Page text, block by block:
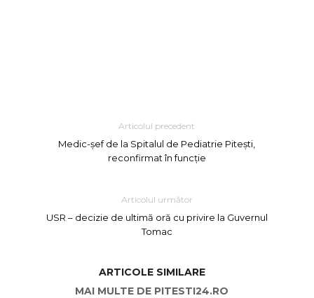
Articolul precedent
Medic-șef de la Spitalul de Pediatrie Pitești,
reconfirmat în funcție
Articolul următor
USR – decizie de ultimă oră cu privire la Guvernul
Tomac
ARTICOLE SIMILARE
MAI MULTE DE PITESTI24.RO